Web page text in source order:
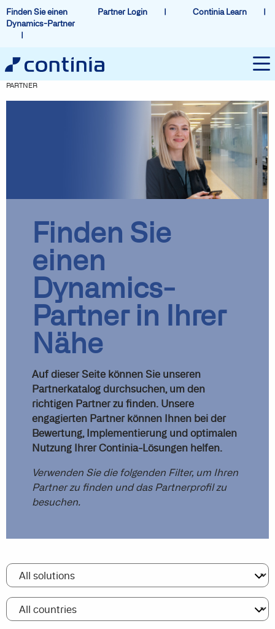
Finden Sie einen
Dynamics-Partner
Partner Login Continia Learn
PARTNER
Finden Sie
einen
Dynamics-
Partner in Ihrer
Nähe
Auf dieser Seite können Sie unseren
Partnerkatalog durchsuchen, um den
richtigen Partner zu finden. Unsere
engagierten Partner können Ihnen bei der
Bewertung, Implementierung und optimalen
Nutzung Ihrer Continia-Lösungen helfen.
Verwenden Sie die folgenden Filter, um Ihren
Partner zu finden und das Partnerprofil zu
besuchen.